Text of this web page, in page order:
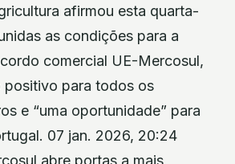
afirmou esta quarta-
as condições para a
comercial UE-Mercosul,
positivo para todos os
e “uma oportunidade” para
07 jan. 2026, 20:24
abre portas a mais